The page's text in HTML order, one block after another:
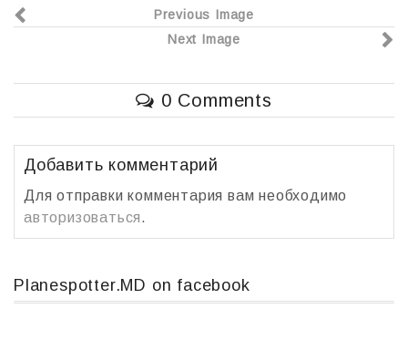
e
b
o
o
k
er р
в
и
т
Previous Image
Next Image
0 Comments
Добавить комментарий
Для отправки комментария вам необходимо
авторизоваться.
Planespotter.MD on facebook